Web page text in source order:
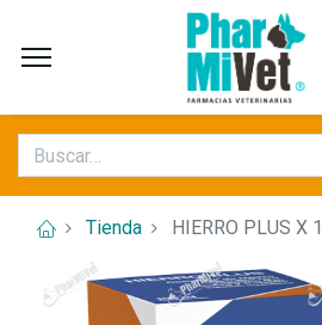
Tienda HIERRO PLUS X